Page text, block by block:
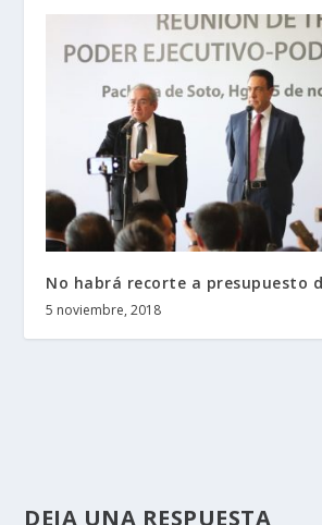
No habrá recorte a presupuesto
5 noviembre, 2018
DEJA UNA RESPUESTA